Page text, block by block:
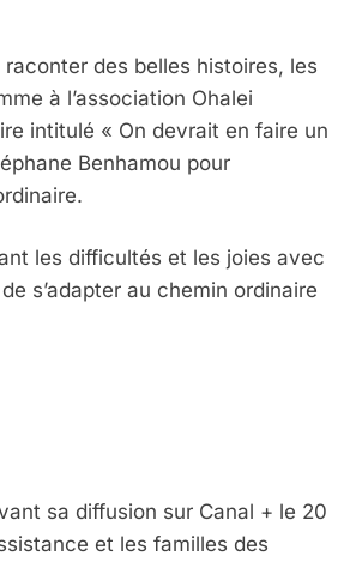
raconter des belles histoires, les
à l’association Ohalei
intitulé « On devrait en faire un
Benhamou pour
les difficultés et les joies avec
s’adapter au chemin ordinaire
sa diffusion sur Canal + le 20
et les familles des
Rapport D’ADL Contre